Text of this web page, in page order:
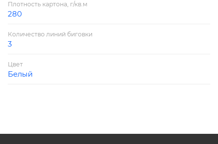
Плотность картона, г/кв.м
280
Количество линий биговки
3
Цвет
Белый